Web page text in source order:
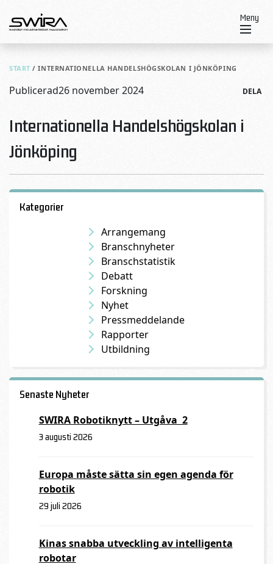
Meny
START / INTERNATIONELLA HANDELSHÖGSKOLAN I JÖNKÖPING
Publicerad26 november 2024 DELA
Internationella Handelshögskolan i
Jönköping
Kategorier
Arrangemang
Branschnyheter
Branschstatistik
Debatt
Forskning
Nyhet
Pressmeddelande
Rapporter
Utbildning
Senaste Nyheter
SWIRA Robotiknytt – Utgåva 2
3 augusti 2026
Europa måste sätta sin egen agenda för
robotik
29 juli 2026
Kinas snabba utveckling av intelligenta
robotar